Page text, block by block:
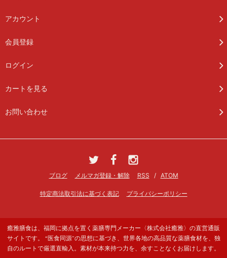
アカウント
会員登録
ログイン
カートを見る
お問い合わせ
ブログ メルマガ登録・解除 RSS / ATOM
特定商法取引法に基づく表記 プライバシーポリシー
癒雅膳食は、福岡に拠点を置く薬膳専門メーカー〈株式会社癒雅〉の直営通販
サイトです。 “医食同源”の思想に基づき、世界各地の高品質な薬膳食材を、独
自のルートで厳選直輸入。素材が本来持つ力を、余すことなくお届けします。